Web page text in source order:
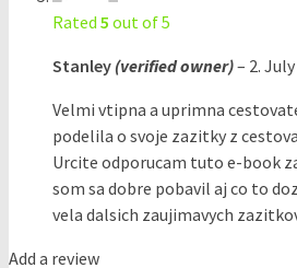
Rated 5 out of 5
Stanley (verified owner)– 2.
Velmi vtipna a uprimna
podelila o svoje zazitky z
Urcite odporucam tuto e-book
som sa dobre pobavil aj co to
vela dalsich zaujimavych
Add a review